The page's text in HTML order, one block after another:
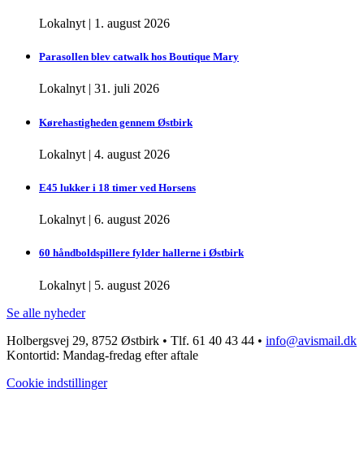
Lokalnyt | 1. august 2026
Parasollen blev catwalk hos Boutique Mary
Lokalnyt| 31. juli 2026
Kørehastigheden gennem Østbirk
Lokalnyt | 4. august 2026
E45 lukker i 18 timer ved Horsens
Lokalnyt | 6. august 2026
60 håndboldspillere fylder hallerne i Østbirk
Lokalnyt | 5. august 2026
Se alle nyheder
Holbergsvej 29, 8752 Østbirk • Tlf. 61 40 43 44 • info@avismail.dk
Kontortid: Mandag-fredag efter aftale
Cookie indstillinger